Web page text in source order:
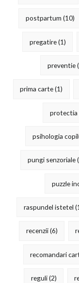
postpartum (10)
pregatire(1)
preventie
prima carte(1)
protectia
psihologia
pungi senzoriale
puzzle
raspundel istetel
recenzii(6)
recomandari
reguli(2)